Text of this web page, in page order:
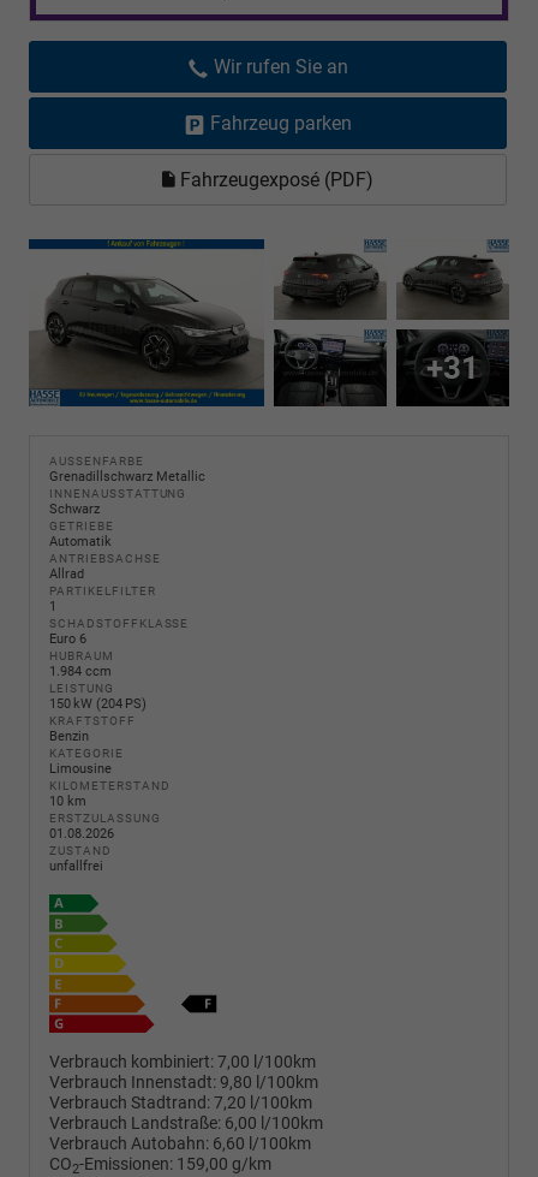
Wir rufen Sie an
Fahrzeug parken
Fahrzeugexposé (PDF)
+31
AUSSENFARBE
Grenadillschwarz Metallic
INNENAUSSTATTUNG
Schwarz
GETRIEBE
Automatik
ANTRIEBSACHSE
Allrad
PARTIKELFILTER
1
SCHADSTOFFKLASSE
Euro 6
HUBRAUM
1.984 ccm
LEISTUNG
150 kW (204 PS)
KRAFTSTOFF
Benzin
KATEGORIE
Limousine
KILOMETERSTAND
10 km
ERSTZULASSUNG
01.08.2026
ZUSTAND
unfallfrei
Verbrauch kombiniert:7,00 l/100km
Verbrauch Innenstadt: 9,80 l/100km
Verbrauch Stadtrand:7,20 l/100km
Verbrauch Landstraße: 6,00 l/100km
Verbrauch Autobahn: 6,60 l/100km
CO2-Emissionen: 159,00 g/km